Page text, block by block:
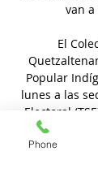
Phone